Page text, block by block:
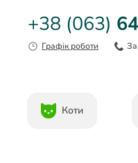
+38 (063)
Графік роботи
Коти